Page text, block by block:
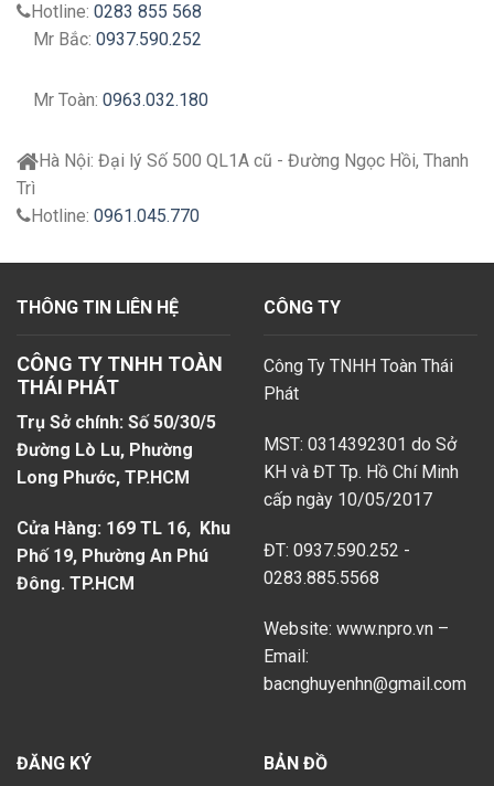
Hotline: 0283 855 568
Mr Bắc: 0937.590.252
Mr Toàn: 0963.032.180
Hà Nội: Đại lý Số 500 QL1A cũ - Đường Ngọc Hồi, Thanh
Trì
Hotline: 0961.045.770
THÔNG TIN LIÊN HỆ
CÔNG TY TNHH TOÀN
THÁI PHÁT
Trụ Sở chính: Số 50/30/5
Đường Lò Lu, Phường
Long Phước, TP.HCM
Cửa Hàng: 169 TL 16, Khu
Phố 19, Phường An Phú
Đông. TP.HCM
CÔNG TY
Công Ty TNHH Toàn Thái
Phát
MST: 0314392301 do Sở
KH và ĐT Tp. Hồ Chí Minh
cấp ngày 10/05/2017
ĐT: 0937.590.252 -
0283.885.5568
Website: www.npro.vn –
Email:
bacnghuyenhn@gmail.com
ĐĂNG KÝ BẢN ĐỒ